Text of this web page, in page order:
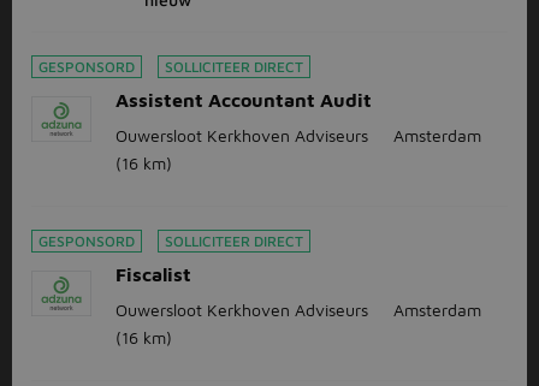
GESPONSORD SOLLICITEER DIRECT
Assistent Accountant Audit
Ouwersloot Kerkhoven Adviseurs
Amsterdam
(16 km)
GESPONSORD SOLLICITEER DIRECT
Fiscalist
Ouwersloot Kerkhoven Adviseurs
Amsterdam
(16 km)